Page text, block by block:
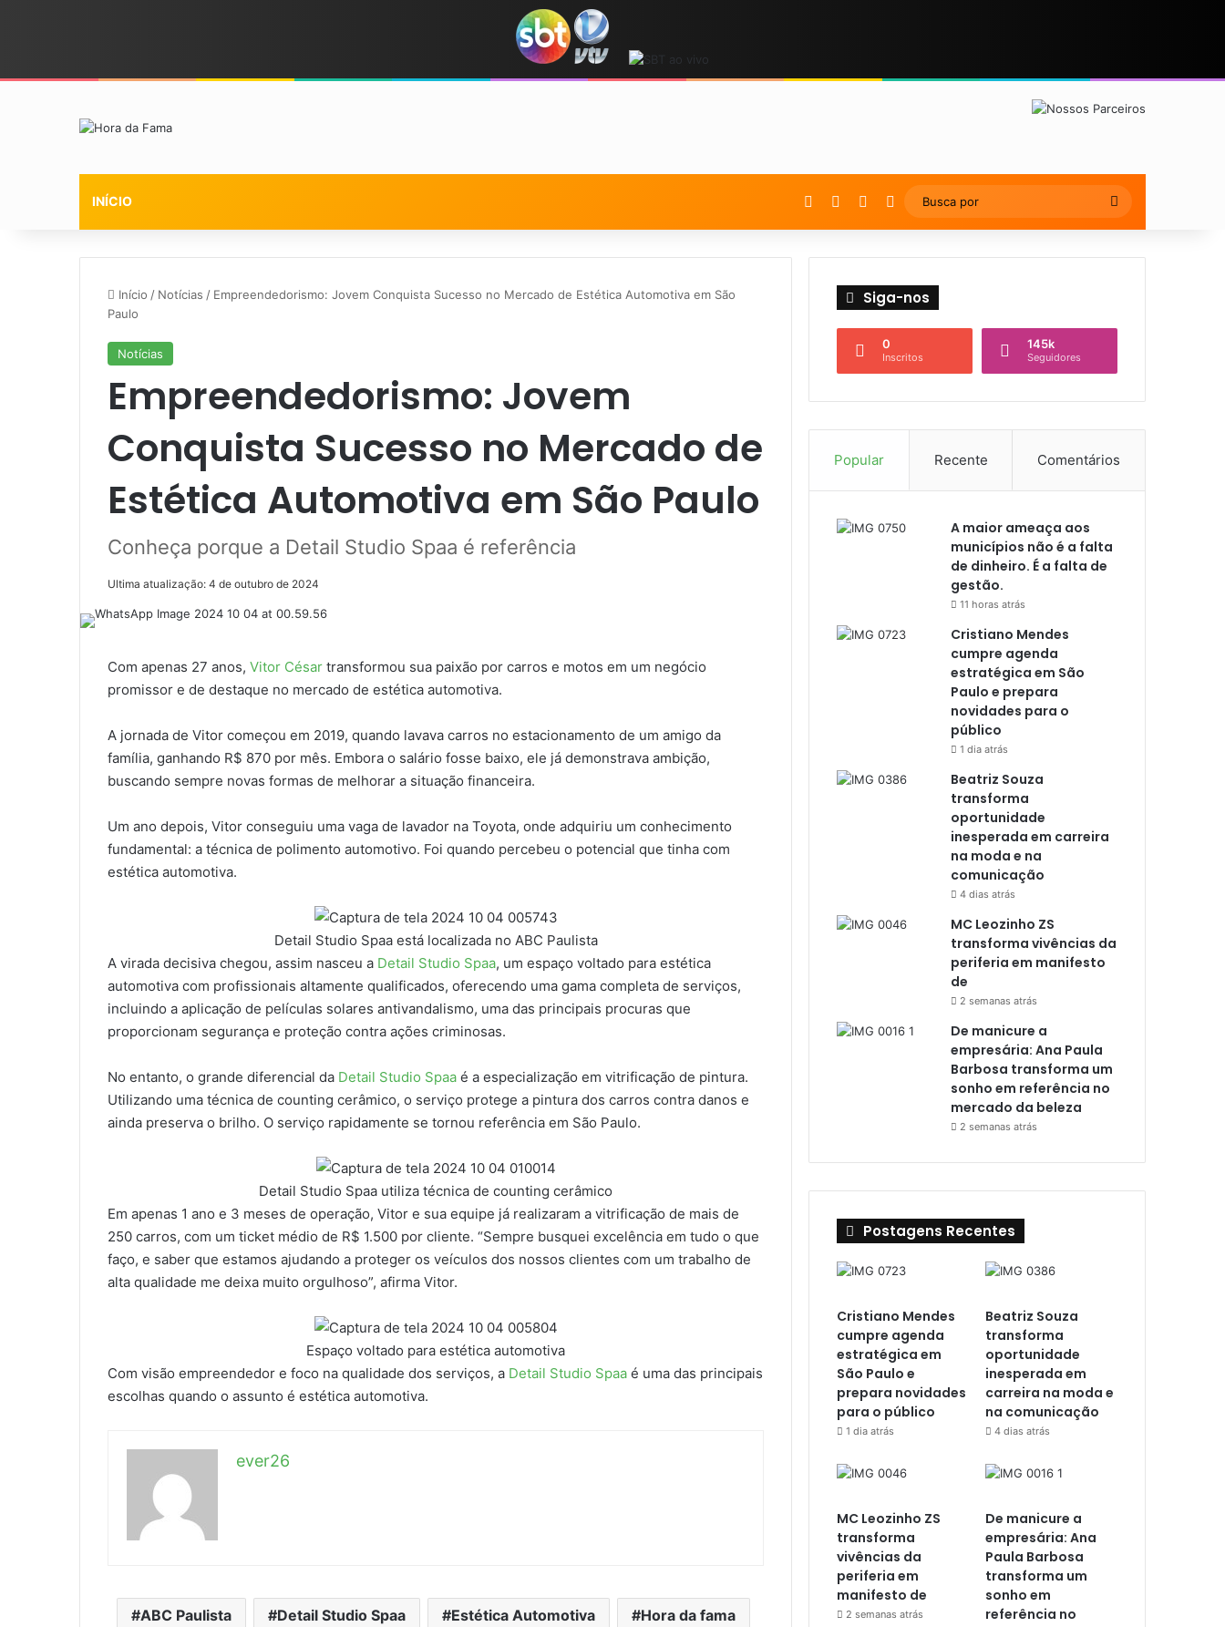
INÍCIO YouTubeInstagramArtigo Aleatório
Switch skin
Busca
por
Início / Notícias / Empreendedorismo: Jovem Conquista Sucesso no Mercado de Estética Automotiva em São
Paulo
Notícias
Empreendedorismo: Jovem
Conquista Sucesso no Mercado de
Estética Automotiva em São Paulo
Conheça porque a Detail Studio Spaa é referência
Ultima atualização: 4 de outubro de 2024
Com apenas 27 anos, Vitor César transformou sua paixão por carros e motos em um negócio
promissor e de destaque no mercado de estética automotiva.
A jornada de Vitor começou em 2019, quando lavava carros no estacionamento de um amigo da
família, ganhando R$ 870 por mês. Embora o salário fosse baixo, ele já demonstrava ambição,
buscando sempre novas formas de melhorar a situação financeira.
Um ano depois, Vitor conseguiu uma vaga de lavador na Toyota, onde adquiriu um conhecimento
fundamental: a técnica de polimento automotivo. Foi quando percebeu o potencial que tinha com
estética automotiva.
Detail Studio Spaa está localizada no ABC Paulista
A virada decisiva chegou, assim nasceu a Detail Studio Spaa, um espaço voltado para estética
automotiva com profissionais altamente qualificados, oferecendo uma gama completa de serviços,
incluindo a aplicação de películas solares antivandalismo, uma das principais procuras que
proporcionam segurança e proteção contra ações criminosas.
No entanto, o grande diferencial da Detail Studio Spaa é a especialização em vitrificação de pintura.
Utilizando uma técnica de counting cerâmico, o serviço protege a pintura dos carros contra danos e
ainda preserva o brilho. O serviço rapidamente se tornou referência em São Paulo.
Detail Studio Spaa utiliza técnica de counting cerâmico
Em apenas 1 ano e 3 meses de operação, Vitor e sua equipe já realizaram a vitrificação de mais de
250 carros, com um ticket médio de R$ 1.500 por cliente. “Sempre busquei excelência em tudo o que
faço, e saber que estamos ajudando a proteger os veículos dos nossos clientes com um trabalho de
alta qualidade me deixa muito orgulhoso”, afirma Vitor.
Espaço voltado para estética automotiva
Com visão empreendedor e foco na qualidade dos serviços, a Detail Studio Spaa é uma das principais
escolhas quando o assunto é estética automotiva.
ever26
ABC Paulista Detail Studio Spaa Estética Automotiva Hora da fama
Siga-nos
0
Inscritos
145k
Seguidores
Popular Recente Comentários
A maior ameaça aos
municípios não é a falta
de dinheiro. É a falta de
gestão.
11 horas atrás
Cristiano Mendes
cumpre agenda
estratégica em São
Paulo e prepara
novidades para o
público
1 dia atrás
Beatriz Souza
transforma
oportunidade
inesperada em carreira
na moda e na
comunicação
4 dias atrás
MC Leozinho ZS
transforma vivências da
periferia em manifesto
de
2 semanas atrás
De manicure a
empresária: Ana Paula
Barbosa transforma um
sonho em referência no
mercado da beleza
2 semanas atrás
Postagens Recentes
Cristiano Mendes
cumpre agenda
estratégica em
São Paulo e
prepara novidades
para o público
1 dia atrás
Beatriz Souza
transforma
oportunidade
inesperada em
carreira na moda e
na comunicação
4 dias atrás
MC Leozinho ZS
transforma
vivências da
periferia em
manifesto de
2 semanas atrás
De manicure a
empresária: Ana
Paula Barbosa
transforma um
sonho em
referência no